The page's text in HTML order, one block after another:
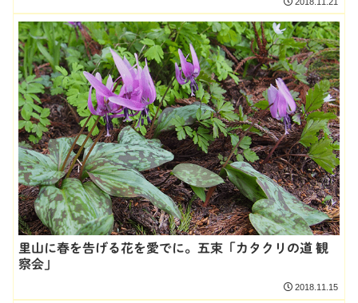
里山に春を告げる花を愛でに。五束「カタクリの道 観
察会」
2018.11.15